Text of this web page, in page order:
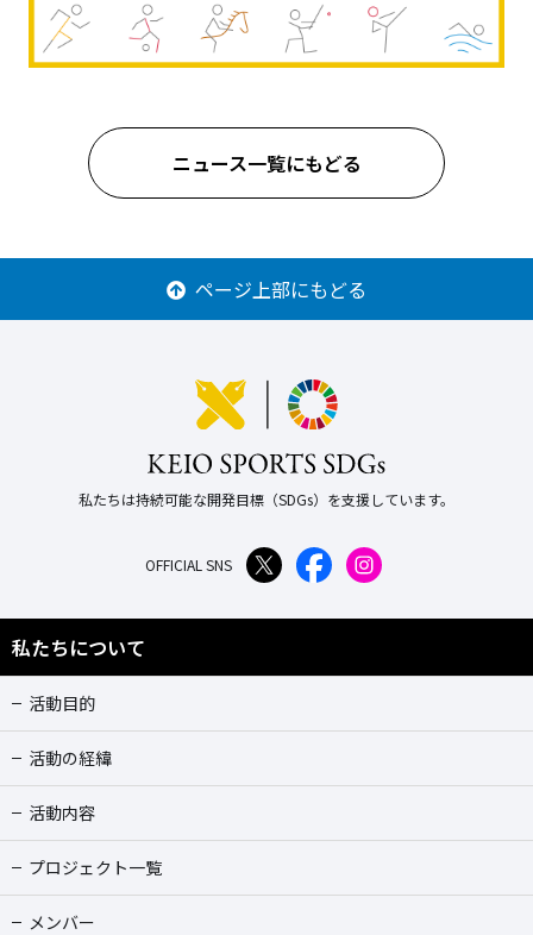
ニュース一覧にもどる
ページ上部にもどる
私たちは持続可能な開発目標（SDGs）を支援しています。
OFFICIAL SNS
私たちについて
活動目的
活動の経緯
活動内容
プロジェクト一覧
メンバー